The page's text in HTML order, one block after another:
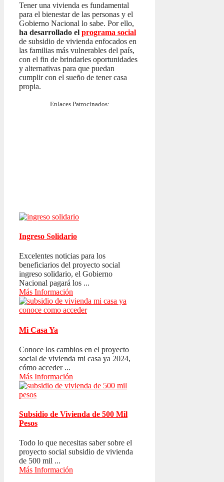
Tener una vivienda es fundamental
para el bienestar de las personas y el
Gobierno Nacional lo sabe. Por ello,
ha desarrollado el programa social
de subsidio de vivienda enfocados en
las familias más vulnerables del país,
con el fin de brindarles oportunidades
y alternativas para que puedan
cumplir con el sueño de tener casa
propia.
Enlaces Patrocinados:
Ingreso Solidario
Excelentes noticias para los
beneficiarios del proyecto social
ingreso solidario, el Gobierno
Nacional pagará los ...
Más Información
Mi Casa Ya
Conoce los cambios en el proyecto
social de vivienda mi casa ya 2024,
cómo acceder ...
Más Información
Subsidio de Vivienda de 500 Mil
Pesos
Todo lo que necesitas saber sobre el
proyecto social subsidio de vivienda
de 500 mil ...
Más Información